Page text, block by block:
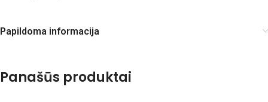
Papildoma informacija
Panašūs produktai